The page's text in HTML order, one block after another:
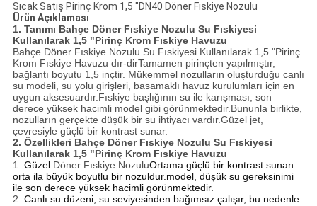
Sıcak Satış Pirinç Krom 1,5 "DN40 Döner Fıskiye Nozulu
Ürün Açıklaması
1. Tanımı Bahçe Döner Fıskiye Nozulu Su Fıskiyesi
Kullanılarak 1,5 "Pirinç Krom Fıskiye Havuzu
Bahçe Döner Fıskiye Nozulu Su Fıskiyesi Kullanılarak 1,5 "Pirinç
Krom Fıskiye Havuzu dır-dirTamamen pirinçten yapılmıştır,
bağlantı boyutu 1,5 inçtir. Mükemmel nozulların oluşturduğu canlı
su modeli, su yolu girişleri, basamaklı havuz kurulumları için en
uygun aksesuardır.Fıskiye başlığının su ile karışması, son
derece yüksek hacimli model gibi görünmektedir.Bununla birlikte,
nozulların gerçekte düşük bir su ihtiyacı vardır.Güzel jet,
çevresiyle güçlü bir kontrast sunar.
2. Özellikleri Bahçe Döner Fıskiye Nozulu Su Fıskiyesi
Kullanılarak 1,5 "Pirinç Krom Fıskiye Havuzu
1. Güzel Döner Fıskiye NozuluOrtama güçlü bir kontrast sunan
orta ila büyük boyutlu bir nozuldur.model, düşük su gereksinimi
ile son derece yüksek hacimli görünmektedir.
2. Canlı su düzeni, su seviyesinden bağımsız çalışır, bu nedenle